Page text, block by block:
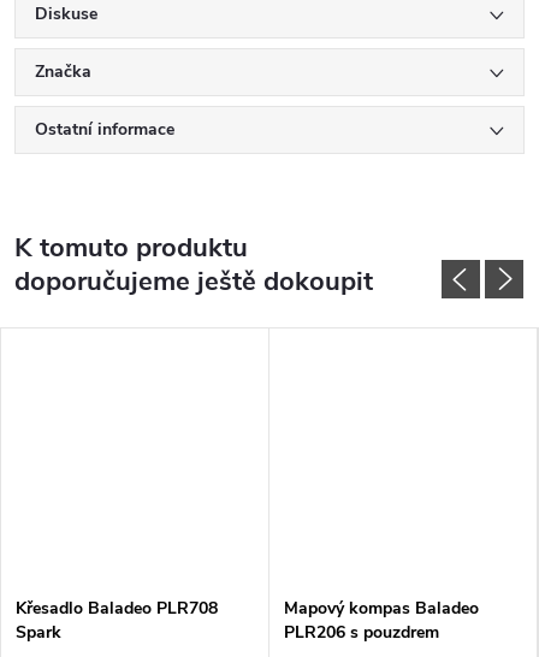
Diskuse
Značka
Ostatní informace
K tomuto produktu
doporučujeme ještě dokoupit
Křesadlo Baladeo PLR708
Spark
Mapový kompas Baladeo
PLR206 s pouzdrem